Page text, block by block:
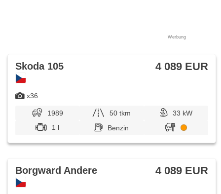
Werbung
x36
Skoda 105 4 089 EUR
1989 50 tkm
33 kW
1 l
Benzin
Borgward Andere 4 089 EUR